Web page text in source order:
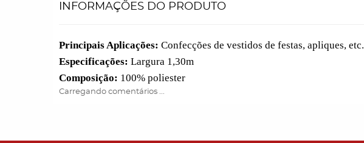
INFORMAÇÕES DO PRODUTO
Principais Aplicações: Confecções de vestidos de festas, apliques, etc.
Especificações: Largura 1,30m
Composição: 100% poliester
Carregando comentários ...